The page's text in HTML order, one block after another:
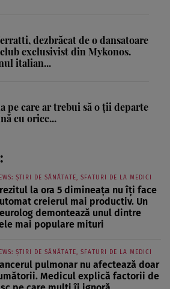
dezbrăcat de o dansatoare
exclusivist din Mykonos.
italian...
pe care ar trebui să o ții departe
cu orice...
ȘTIRI DE SĂNĂTATE, SFATURI DE LA MEDICI
la ora 5 dimineața nu îți face
creierul mai productiv. Un
demontează unul dintre
mai populare mituri
ȘTIRI DE SĂNĂTATE, SFATURI DE LA MEDICI
pulmonar nu afectează doar
Medicul explică factorii de